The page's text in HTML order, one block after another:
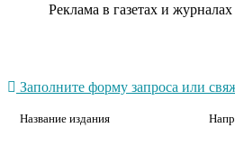
Реклама в газетах и
Заполните форму запроса или
Название издания